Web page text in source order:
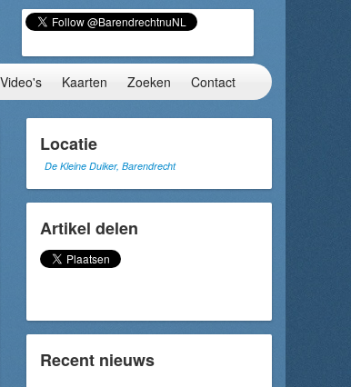
Video's Kaarten Zoeken Contact
Locatie
De Kleine Duiker, Barendrecht
Artikel delen
Recent nieuws